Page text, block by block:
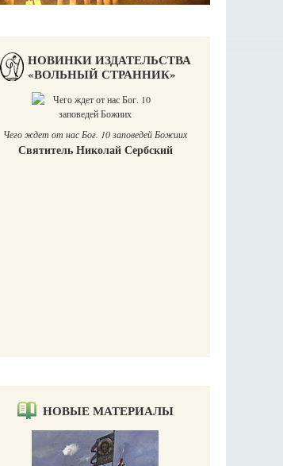
НОВИНКИ ИЗДАТЕЛЬСТВА
«ВОЛЬНЫЙ СТРАННИК»
Чего ждет от нас Бог. 10 заповедей Божиих
Святитель Николай Сербский
НОВЫЕ МАТЕРИАЛЫ